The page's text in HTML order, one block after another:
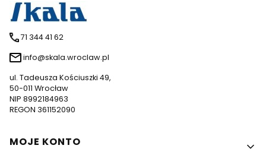
71 344 41 62
info@skala.wroclaw.pl
ul. Tadeusza Kościuszki 49,
50-011 Wrocław
NIP 8992184963
REGON 361152090
Linki w stopce
MOJE KONTO